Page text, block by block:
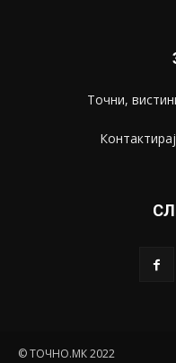
Точни,
© ТОЧНО.МК 2022